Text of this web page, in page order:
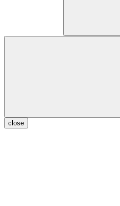
close